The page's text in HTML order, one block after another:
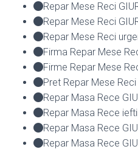
Repar Mese Reci
Repar Mese Reci
Repar Mese Reci
Firma Repar Mese
Firme Repar Mese
Pret Repar Mese Reci
Repar Masa Rece
Repar Masa Rece
Repar Masa Rece
Repar Masa Rece